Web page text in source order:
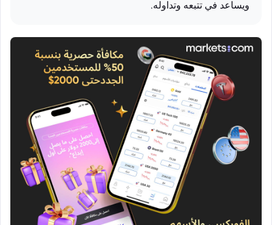
ويساعد في تتبعه وتداوله.